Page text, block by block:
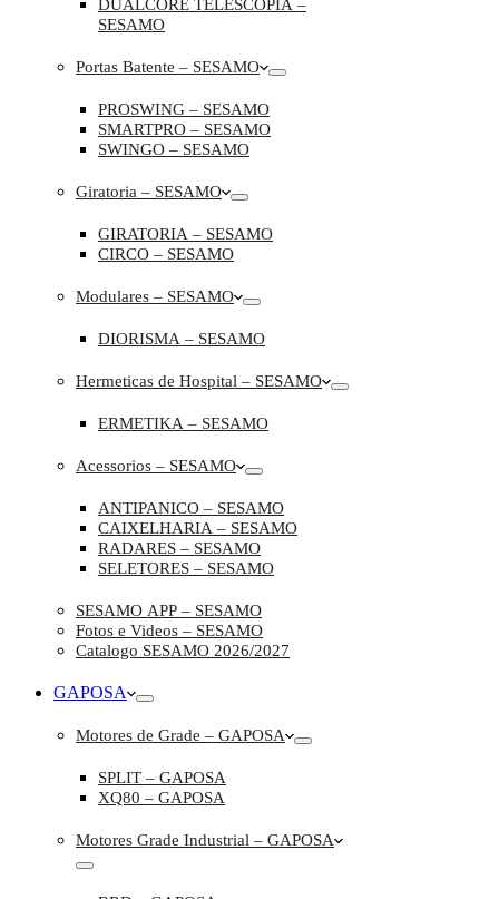
DUALCORE TELESCOPIA –
SESAMO
Portas Batente – SESAMO
PROSWING – SESAMO
SMARTPRO – SESAMO
SWINGO – SESAMO
Giratoria – SESAMO
GIRATORIA – SESAMO
CIRCO – SESAMO
Modulares – SESAMO
DIORISMA – SESAMO
Hermeticas de Hospital – SESAMO
ERMETIKA – SESAMO
Acessorios – SESAMO
ANTIPANICO – SESAMO
CAIXELHARIA – SESAMO
RADARES – SESAMO
SELETORES – SESAMO
SESAMO APP – SESAMO
Fotos e Videos – SESAMO
Catalogo SESAMO 2026/2027
GAPOSA
Motores de Grade – GAPOSA
SPLIT – GAPOSA
XQ80 – GAPOSA
Motores Grade Industrial – GAPOSA